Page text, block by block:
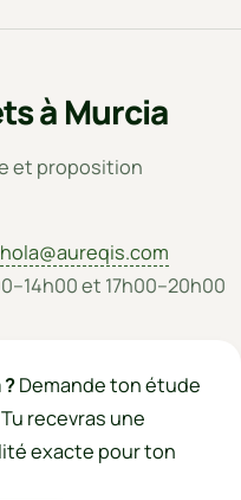
à Murcia
et proposition
hola@aureqis.com
et 17h00–20h00
Demande ton étude
recevras une
exacte pour ton